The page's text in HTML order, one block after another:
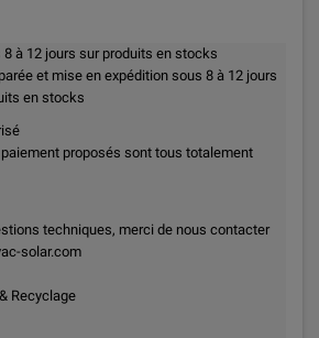
8 à 12 jours sur produits en stocks
et mise en expédition sous 8 à 12 jours
en stocks
proposés sont tous totalement
techniques, merci de nous contacter
solar.com
Recyclage